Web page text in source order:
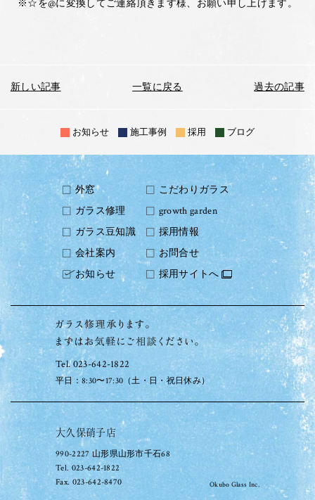
※☆を@に変換してご連絡頂きます様、お願い申し上げます。
新しい記事 一覧に戻る 過去の記事
お知らせ 施工事例 採用 ブログ
外窓
こだわりガラス
ガラス修理
growth garden
ガラス豆知識
採用情報
会社案内
お問合せ
お知らせ
採用サイトへ
Tel. 023-642-1822
平日：8:30〜17:30（土・日・祝日休み）
大久保硝子店
990-2227 山形県山形市千石68
Tel. 023-642-1822
Fax. 023-642-8470
Okubo Glass Inc.